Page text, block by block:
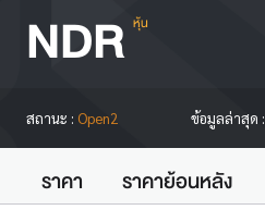
NDR หุ้น
สถานะ : Open2 ข้อมูลล่าสุด :
ราคา ราคาย้อนหลัง